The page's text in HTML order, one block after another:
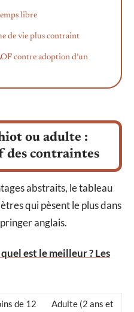
libre
de vie plus contraint
contre adoption d’un
ou adulte :
des contraintes
abstraits, le tableau
qui pèsent le plus dans
anglais.
est le meilleur ? Les
de 12
Adulte (2 ans et